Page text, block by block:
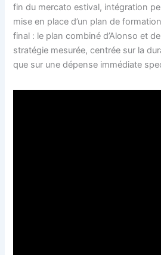
fin du mercato estival, intégration
mise en place d’un plan de
final : le plan combiné d’Alonso et
stratégie mesurée, centrée sur la
que sur une dépense immédiate